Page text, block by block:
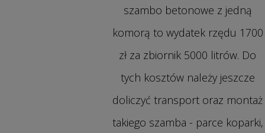
szambo betonowe z jedną
komorą to wydatek rzędu 1700
zł za zbiornik 5000 litrów. Do
tych kosztów należy jeszcze
doliczyć transport oraz montaż
takiego szamba - parce koparki,